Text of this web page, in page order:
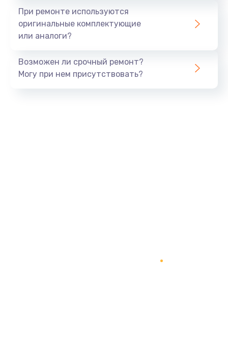
Заказать
Замена шлейфа матрицы
Заказать
При ремонте используются
оригинальные комплектующие
или аналоги?
Возможен ли срочный ремонт?
Могу при нем присутствовать?